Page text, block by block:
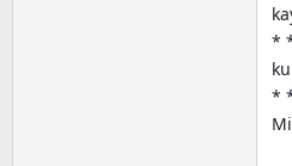
*
*